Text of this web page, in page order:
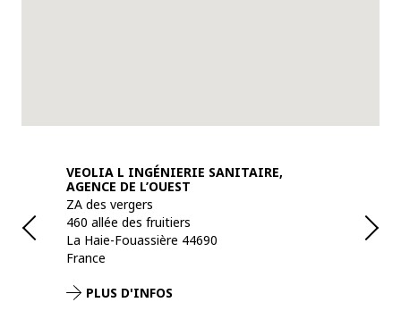
VEOLIA L INGÉNIERIE SANITAIRE,
AGENCE DE L’OUEST
ZA des vergers
460 allée des fruitiers
La Haie-Fouassière 44690
France
PLUS D'INFOS
Bâtiment
Vaulx-en-